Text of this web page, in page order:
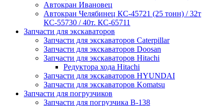
Автокран Ивановец
Автокран Челябинец КС-45721 (25 тонн) / 32т
КС-55730 / 40т. КС-65711
Запчасти для экскаваторов
Запчасти для экскаваторов Caterpillar
Запчасти для экскаваторов Doosan
Запчасти для экскаваторов Hitachi
Редуктора хода Hitachi
Запчасти для экскаваторов HYUNDAI
Запчасти для экскаваторов Komatsu
Запчасти для погрузчиков
Запчасти для погрузчика B-138